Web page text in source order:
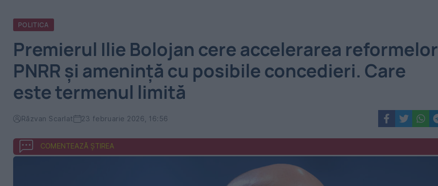
POLITICA
Premierul Ilie Bolojan cere accelerarea reformelor
PNRR și amenință cu posibile concedieri. Care
este termenul limită
Răzvan Scarlat 23 februarie 2026, 16:56
COMENTEAZĂ ȘTIREA